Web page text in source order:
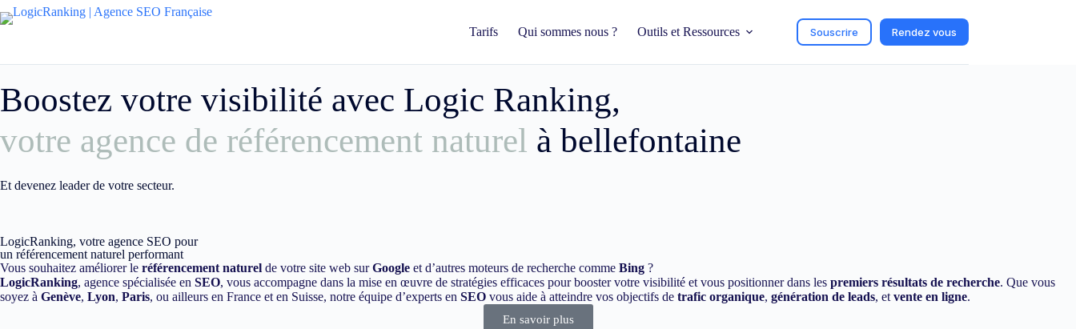
Tarifs Qui sommes nous ? Outils et Ressources Souscrire Rendez vous
Boostez votre visibilité avec Logic Ranking,
votre agence de référencement naturel à bellefontaine
Et devenez leader de votre secteur.
LogicRanking, votre agence SEO pour
un référencement naturel performant
Vous souhaitez améliorer le référencement naturel de votre site web surGoogle et d’autres moteurs de recherche comme Bing ?
LogicRanking, agence spécialisée en SEO, vous accompagne dans la mise en œuvre de stratégies efficaces pour booster votre visibilité et vous positionner dans les premiers résultats de recherche. Que vous
soyez à Genève, Lyon, Paris, ou ailleurs en France et en Suisse, notre équipe d’experts en SEO vous aide à atteindre vos objectifs de trafic organique, génération de leads, et vente en ligne.
En savoir plus